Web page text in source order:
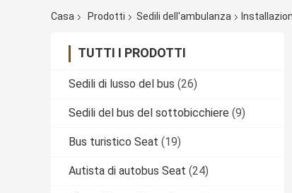
Casa Prodotti Sedili dell'ambulanza
TUTTI I PRODOTTI
Sedili di lusso del bus (26)
Sedili del bus del sottobicchiere (9)
Bus turistico Seat (19)
Autista di autobus Seat (24)